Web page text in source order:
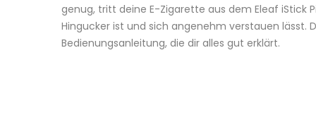
genug, tritt deine E-Zigarette aus dem Eleaf iStick
Hingucker ist und sich angenehm verstauen
Bedienungsanleitung, die dir alles gut erklärt.